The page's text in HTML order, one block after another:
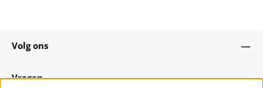
Volg ons
Vragen